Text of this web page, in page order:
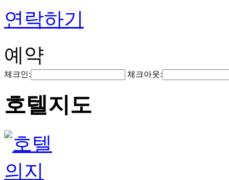
연락하기
예약
체크인: 체크아웃:
호텔지도